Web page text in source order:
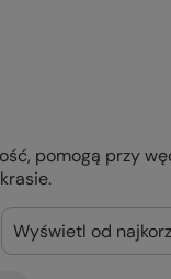
pomogą przy
Wyświetl od